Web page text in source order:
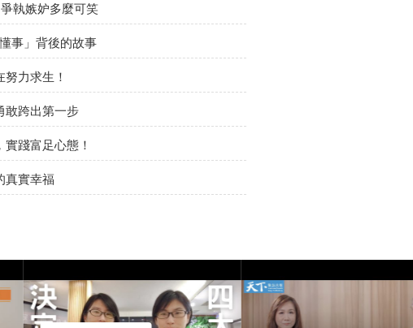
執嫉妒多麼可笑
事」背後的故事
力求生！
敢跨出第一步
踐富足心態！
真實幸福